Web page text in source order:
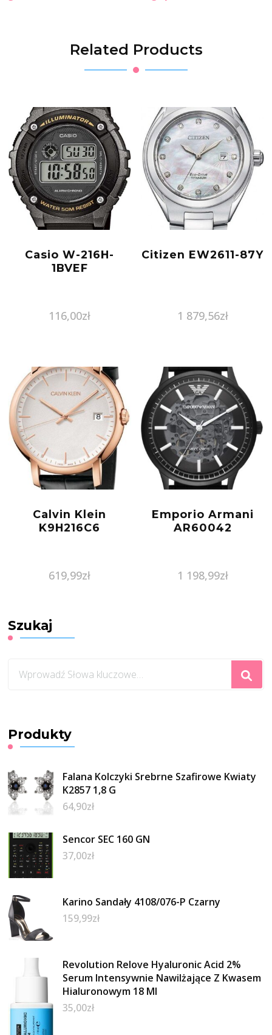
Related Products
Casio W-216H-
1BVEF
116,00zł
Citizen EW2611-87Y
1 879,56zł
Calvin Klein
K9H216C6
619,99zł
Emporio Armani
AR60042
1 198,99zł
Szukaj
czegoś?
Produkty
Falana Kolczyki Srebrne Szafirowe Kwiaty
K2857 1,8 G
64,90zł
Sencor SEC 160 GN
37,00zł
Karino Sandały 4108/076-P Czarny
159,99zł
Revolution Relove Hyaluronic Acid 2%
Serum Intensywnie Nawilżające Z Kwasem
Hialuronowym 18 Ml
35,00zł